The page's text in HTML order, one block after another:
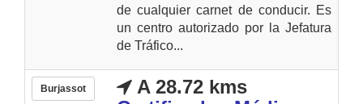
de cualquier carnet de conducir. Es
un centro autorizado por la Jefatura
de Tráfico...
Burjassot
A 28.72 kms